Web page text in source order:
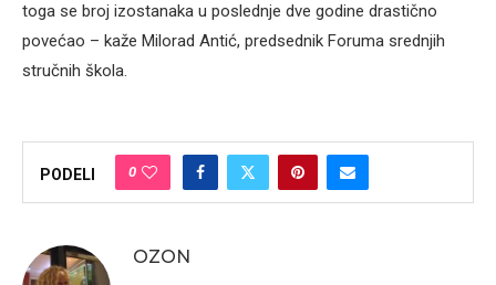
toga se broj izostanaka u poslednje dve godine drastično
povećao – kaže Milorad Antić, predsednik Foruma srednjih
stručnih škola.
PODELI 0
OZON